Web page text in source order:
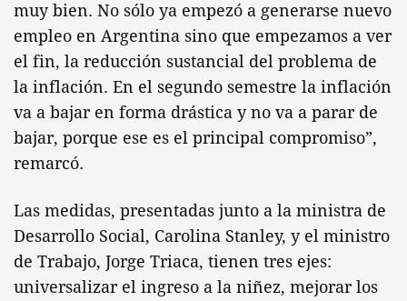
muy bien. No sólo ya empezó a generarse nuevo
empleo en Argentina sino que empezamos a ver
el fin, la reducción sustancial del problema de
la inflación. En el segundo semestre la inflación
va a bajar en forma drástica y no va a parar de
bajar, porque ese es el principal compromiso”,
remarcó.
Las medidas, presentadas junto a la ministra de
Desarrollo Social, Carolina Stanley, y el ministro
de Trabajo, Jorge Triaca, tienen tres ejes:
universalizar el ingreso a la niñez, mejorar los